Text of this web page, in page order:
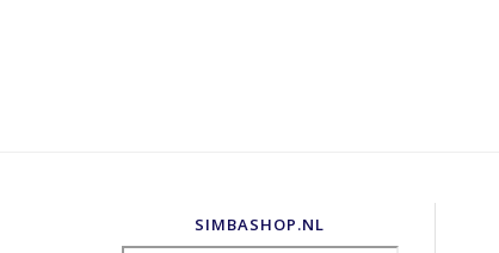
SIMBASHOP.NL